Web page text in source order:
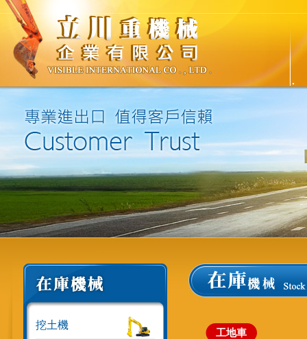
挖土機
工地車